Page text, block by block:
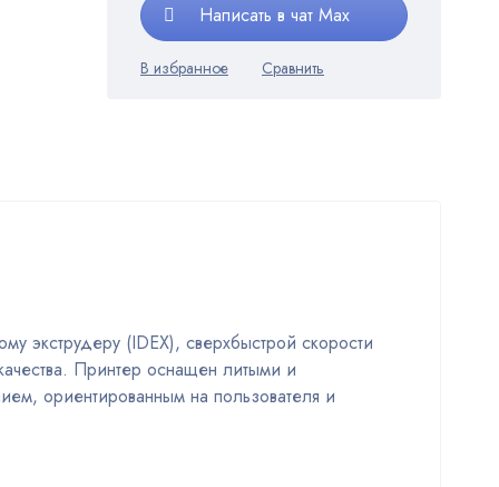
Написать в чат Max
экструдеру (IDEX), сверхбыстрой скорости
Принтер оснащен литыми и
ориентированным на пользователя и